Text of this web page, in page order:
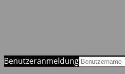
Benutzeranmeldung